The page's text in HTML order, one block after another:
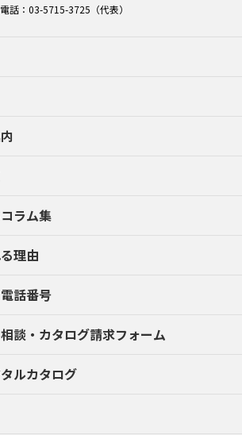
電話：03-5715-3725（代表）
ラム集
理由
話番号
談・ カタログ請求フォーム
ルカタログ